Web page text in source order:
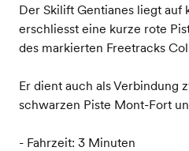
Der Skilift Gentianes liegt auf
erschliesst eine kurze rote
des markierten Freetracks
Er dient auch als Verbindung
schwarzen Piste Mont-Fort
- Fahrzeit: 3 Minuten